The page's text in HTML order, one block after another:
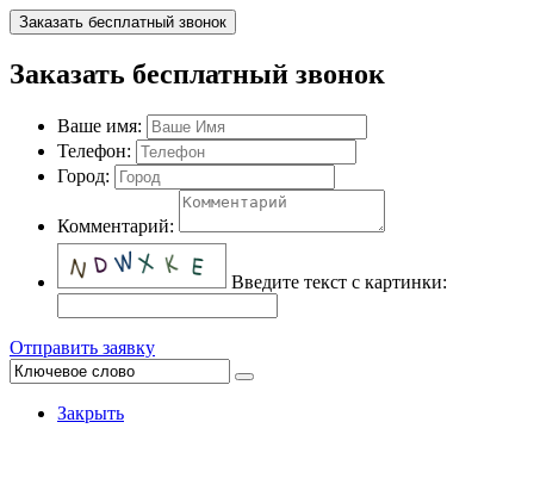
Заказать бесплатный звонок
Заказать бесплатный звонок
Ваше имя:
Телефон:
Город:
Комментарий:
Введите текст с картинки:
Отправить заявку
Закрыть